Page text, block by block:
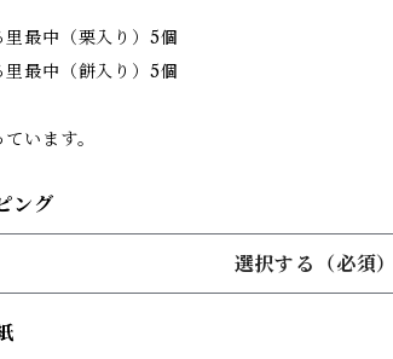
里最中（栗入り）5個
里最中（餅入り）5個
います。
ング
選択する（必須